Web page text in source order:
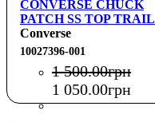
CONVERSE CHUCK
PATCH SS TOP TRAIL
MIXED
Converse
10027396-001
1 500.00грн
1 050.00грн